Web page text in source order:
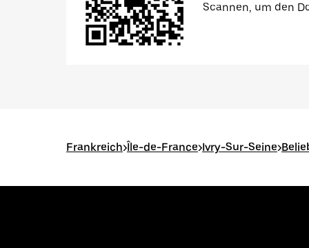
Scannen, um den
Frankreich>Île-de-France>Ivry-Sur-Seine>